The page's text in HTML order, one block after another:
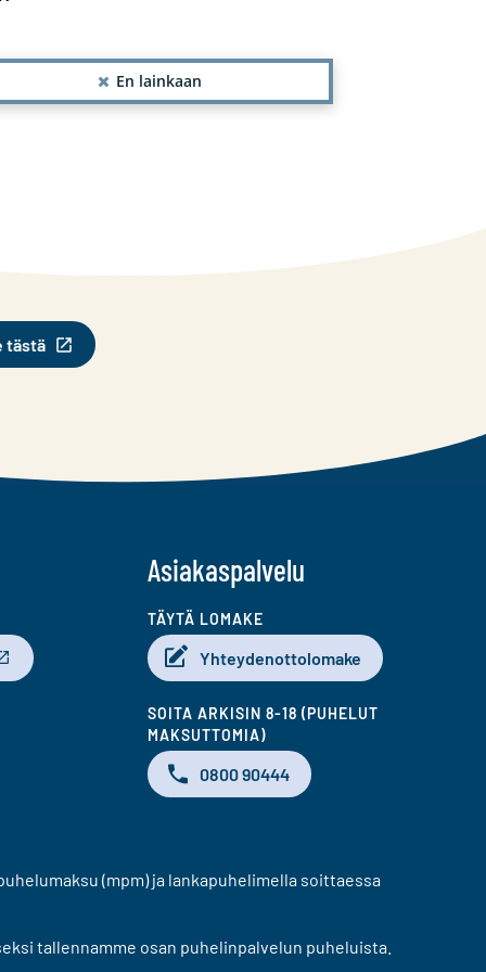
En lainkaan
tästä
Asiakaspalvelu
TÄYTÄ LOMAKE
Yhteydenottolomake
SOITA ARKISIN 8-18 (PUHELUT
MAKSUTTOMIA)
0800 90444
(mpm) ja lankapuhelimella soittaessa
tallennamme osan puhelinpalvelun puheluista.